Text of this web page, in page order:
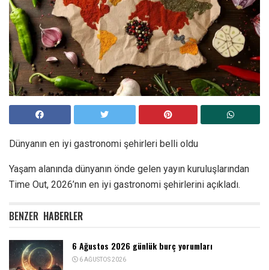
Dünyanın en iyi gastronomi şehirleri belli oldu
Yaşam alanında dünyanın önde gelen yayın kuruluşlarından
Time Out, 2026’nın en iyi gastronomi şehirlerini açıkladı.
BENZER HABERLER
6 Ağustos 2026 günlük burç yorumları
6 AĞUSTOS 2026